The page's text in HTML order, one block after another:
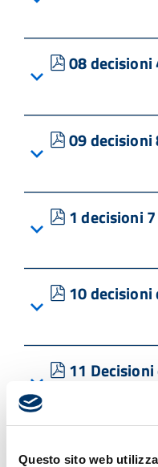
Questo sito web
pdf
08 decisioni
pdf
09
pdf
1 decisioni
pdf
10
pdf
11